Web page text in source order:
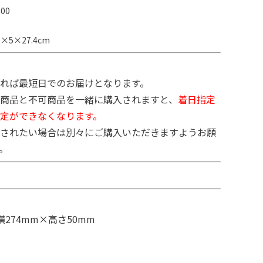
ば最短日でのお届けとなります。
品と不可商品を一緒に購入されますと、 着日指定
ができなくなります。
れたい場合は別々にご購入いただきますようお願
274mm×高さ50mm